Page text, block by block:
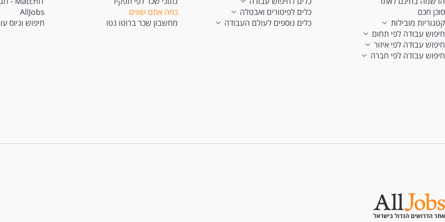
סוכן חכם
קטגוריות מובילות
חיפוש עבודה לפי תחום
חיפוש עבודה לפי איזור
חיפוש עבודה לפי חברה
כלים לפיטורים ואבטלה
כלים נוספים לעולם העבודה
כמה אתם שווים
מחשבון שכר ברוטו נטו
AllJobs
חיפוש וגיוס